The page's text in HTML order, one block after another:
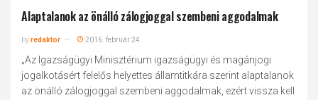
Alaptalanok az önálló zálogjoggal szembeni aggodalmak
byredaktor 2016. február 24.
„Az Igazságügyi Minisztérium igazságügyi és magánjogi
jogalkotásért felelős helyettes államtitkára szerint alaptalanok
az önálló zálogjoggal szembeni aggodalmak, ezért vissza kell